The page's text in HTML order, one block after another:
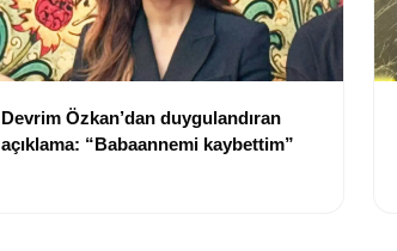
Devrim Özkan’dan duygulandıran
açıklama: “Babaannemi kaybettim”